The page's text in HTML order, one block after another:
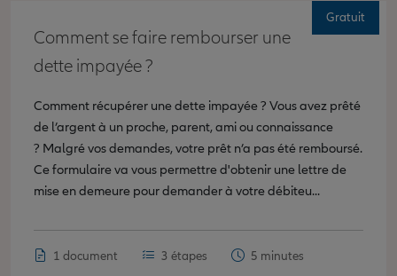
Comment se faire rembourser une
dette impayée ?
Comment récupérer une dette impayée ? Vous avez prêté
de l’argent à un proche, parent, ami ou connaissance
? Malgré vos demandes, votre prêt n’a pas été remboursé.
Ce formulaire va vous permettre d'obtenir une lettre de
mise en demeure pour demander à votre débiteu...
1 document 3 étapes 5 minutes
Gratuit